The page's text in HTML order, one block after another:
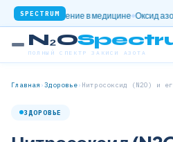
SPECTRUM
применение в медицине Оксид азота
N₂O
ПОЛНЫЙ СПЕКТР ЗАКИСИ АЗОТА
Главная ›Здоровье› Нитросоксид (N2O) и
ЗДОРОВЬЕ